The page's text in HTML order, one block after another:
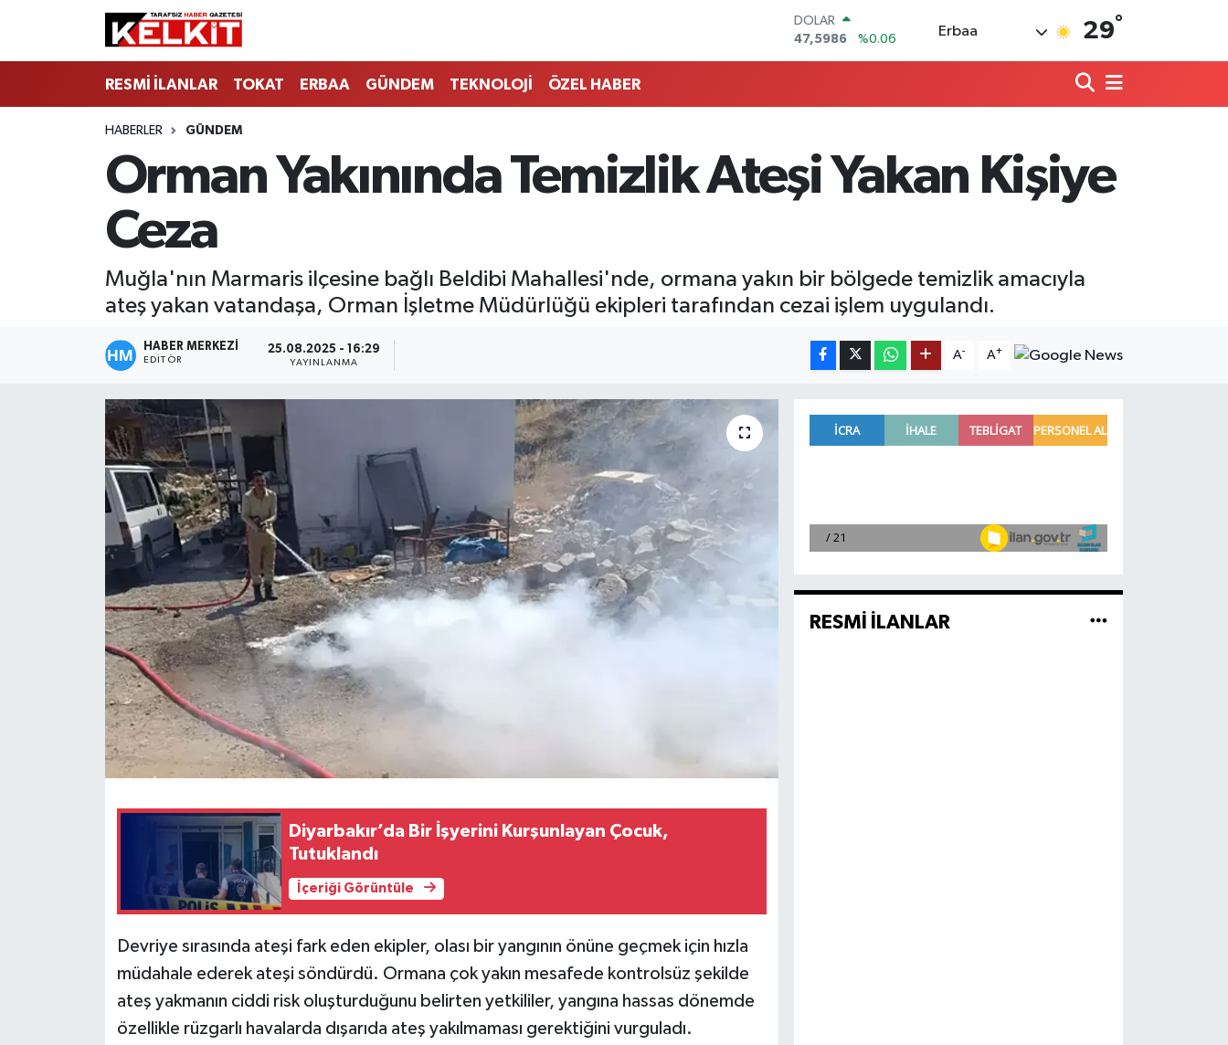
DOLAR
47,5986
%0.06
BİST100
13.768
%48
BITCOIN
Erbaa 29°
RESMİ İLANLAR TOKAT ERBAA GÜNDEM TEKNOLOJİ ÖZEL HABER
HABERLER GÜNDEM
Orman Yakınında Temizlik Ateşi Yakan Kişiye
Ceza
Muğla'nın Marmaris ilçesine bağlı Beldibi Mahallesi'nde, ormana yakın bir bölgede temizlik amacıyla
ateş yakan vatandaşa, Orman İşletme Müdürlüğü ekipleri tarafından cezai işlem uygulandı.
HABER MERKEZİ
EDITÖR
25.08.2025 - 16:29
YAYINLANMA
A- A+
Diyarbakır’da Bir İşyerini Kurşunlayan Çocuk,
Tutuklandı
İçeriği Görüntüle
Devriye sırasında ateşi fark eden ekipler, olası bir yangının önüne geçmek için hızla
müdahale ederek ateşi söndürdü. Ormana çok yakın mesafede kontrolsüz şekilde
ateş yakmanın ciddi risk oluşturduğunu belirten yetkililer, yangına hassas dönemde
özellikle rüzgarlı havalarda dışarıda ateş yakılmaması gerektiğini vurguladı.
RESMİ İLANLAR